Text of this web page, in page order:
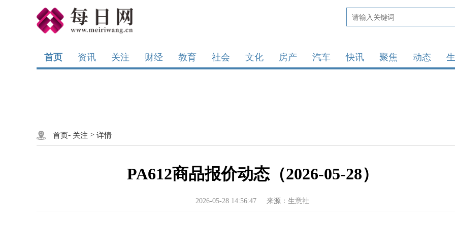
首页 资讯 关注 财经 教育 社会 文化 房产 汽车 快讯 聚焦 动态
首页- 关注 > 详情
PA612商品报价动态（2026-05-28）
2026-05-28 14:56:47 来源：生意社